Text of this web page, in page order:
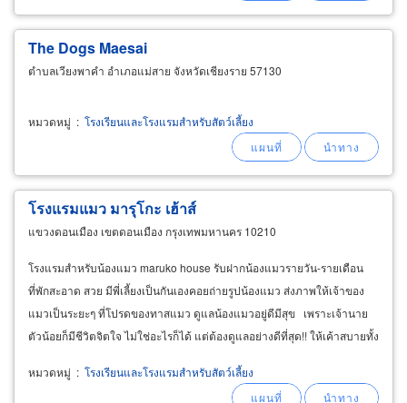
The Dogs Maesai
ตำบลเวียงพาคำ อำเภอแม่สาย จังหวัดเชียงราย 57130
หมวดหมู่ : โรงเรียนและโรงแรมสำหรับสัตว์เลี้ยง
โรงแรมแมว มารุโกะ เฮ้าส์
แขวงดอนเมือง เขตดอนเมือง กรุงเทพมหานคร 10210
โรงแรมสำหรับน้องแมว maruko house รับฝากน้องแมวรายวัน-รายเดือน
ที่พักสะอาด สวย มีพี่เลี้ยงเป็นกันเองคอยถ่ายรูปน้องแมว ส่งภาพให้เจ้าของ
แมวเป็นระยะๆ ที่โปรดของทาสแมว ดูแลน้องแมวอยู่ดีมีสุข เพราะเจ้านาย
ตัวน้อยก็มีชีวิตจิตใจ ไม่ใช่อะไรก็ได้ แต่ต้องดูแลอย่างดีที่สุด!! ให้เค้าสบายทั้ง
หมวดหมู่ : โรงเรียนและโรงแรมสำหรับสัตว์เลี้ยง